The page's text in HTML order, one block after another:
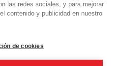
© 2026 CIMASA
redes sociales
por
las redes sociales, y para mejorar
contenido y publicidad en nuestro
de cookies